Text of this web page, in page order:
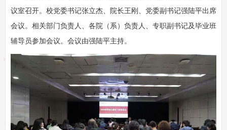
议室召开。校党委书记张立杰、院长王刚、党委副书记强陆平出席
会议。相关部门负责人、各院（系）负责人、专职副书记及毕业班
辅导员参加会议。会议由强陆平主持。